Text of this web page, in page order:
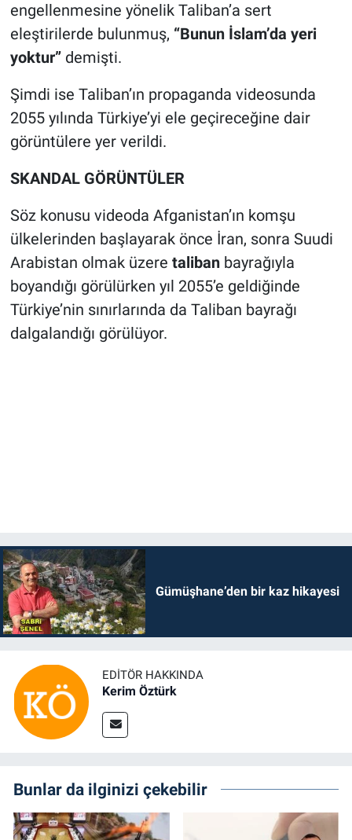
engellenmesine yönelik Taliban’a sert
eleştirilerde bulunmuş, “Bunun İslam’da yeri
yoktur”demişti.
Şimdi ise Taliban’ın propaganda videosunda
2055 yılında Türkiye’yi ele geçireceğine dair
görüntülere yer verildi.
SKANDAL GÖRÜNTÜLER
Söz konusu videoda Afganistan’ın komşu
ülkelerinden başlayarak önce İran, sonra Suudi
Arabistan olmak üzere taliban bayrağıyla
boyandığı görülürken yıl 2055’e geldiğinde
Türkiye’nin sınırlarında da Taliban bayrağı
dalgalandığı görülüyor.
Gümüşhane’den bir kaz hikayesi
EDITÖR HAKKINDA
Kerim Öztürk
Bunlar da ilginizi çekebilir